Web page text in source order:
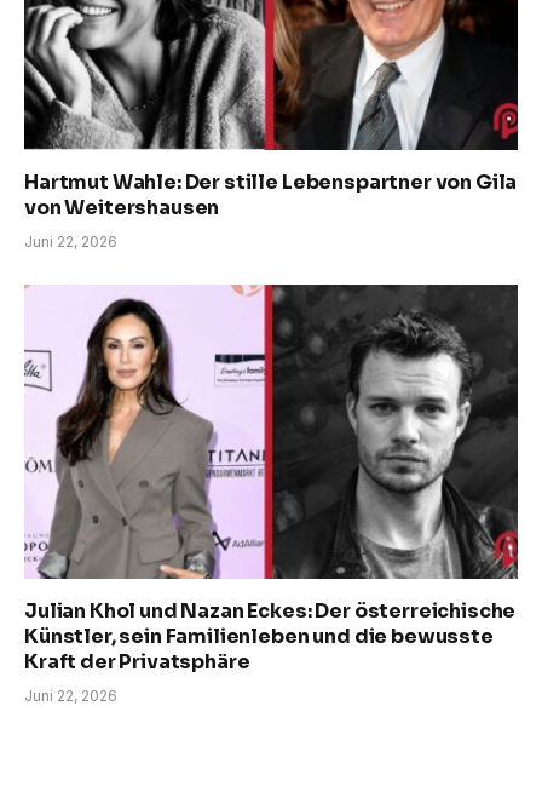
Hartmut Wahle: Der stille Lebenspartner von Gila
von Weitershausen
Juni 22, 2026
Julian Khol und Nazan Eckes: Der österreichische
Künstler, sein Familienleben und die bewusste
Kraft der Privatsphäre
Juni 22, 2026